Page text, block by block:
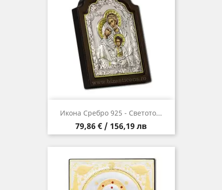
Икона Сребро 925 - Светото...
Цена
79,86 € / 156,19 лв